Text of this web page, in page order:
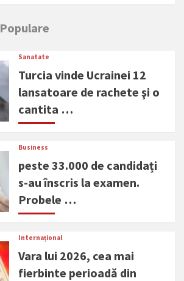
Populare
Sanatate
Turcia vinde Ucrainei 12
lansatoare de rachete şi o
cantita …
Business
peste 33.000 de candidați
s-au înscris la examen.
Probele …
Internațional
Vara lui 2026, cea mai
fierbinte perioadă din